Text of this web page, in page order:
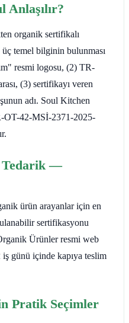
Anlaşılır?
organik sertifikalı
temel bilginin bulunması
resmi logosu, (2) TR-
(3) sertifikayı veren
adı. Soul Kitchen
OT-42-MSİ-2371-2025-
Tedarik —
ürün arayanlar için en
sertifikasyonu
Ürünler resmi web
günü içinde kapıya teslim
Pratik Seçimler